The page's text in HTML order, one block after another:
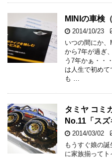
MINIの車検
2014/10/23
いつの間にか
から7年が過ぎ
う7年かぁ・・
は人生で初め
も …
タミヤ コミ
No.11「スズ
2014/03/02
もうすぐ娘の
に家族揃って